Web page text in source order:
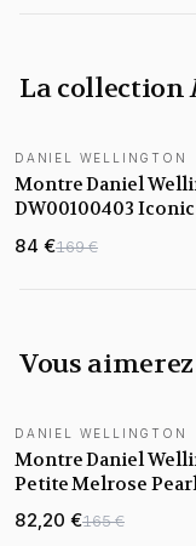
La collection
DANIEL WELLINGTON
Montre Daniel
DW00100403
28mm Acier Plaqué
84 €169 €
Vous aimerez
DANIEL WELLINGTON
Montre Daniel
Petite Melrose
DW00100513 cadran
rose maille milanaise
82,20 €165 €